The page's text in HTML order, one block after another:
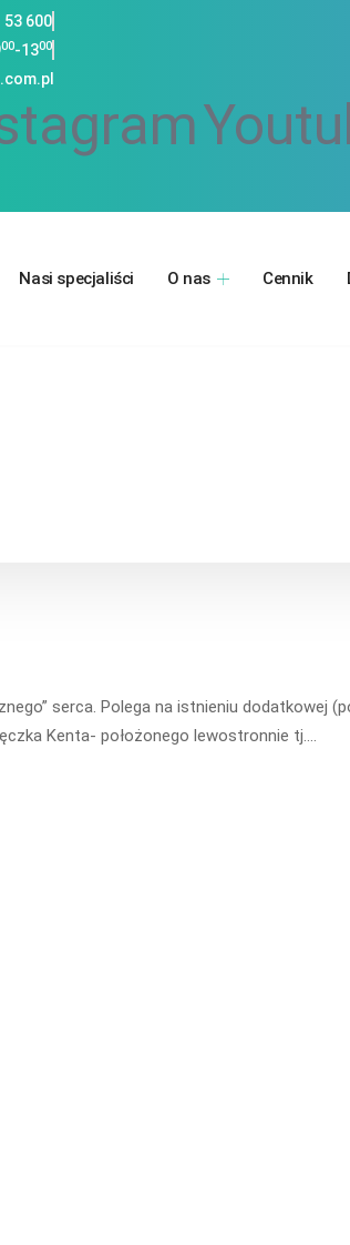
53 600
00-1300
Nasi specjaliści O nas Cennik
serca. Polega na istnieniu dodatkowej
Kenta- położonego lewostronnie tj.…